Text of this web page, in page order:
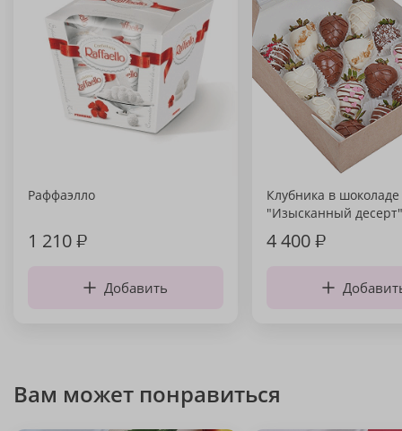
Раффаэлло
1 210₽
Добавить
Клубника в шоколаде
"Изысканный десерт"
4 400₽
Вам может понравиться